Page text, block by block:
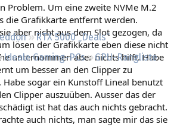
RTX 5000 „Deals“
Ideale Gaming-PCs
GPU-Rangliste
Problem. Um eine zweite NVMe M.2
die Grafikkarte entfernt werden.
aber nicht aus dem Slot gezogen, da
lösen der Grafikkarte eben diese nicht
unternommen aber nichts hilft. Habe
um besser an den Clipper zu
sogar ein Kunstoff Lineal benutzt
Clipper auszuüben. Ausser das der
ist hat das auch nichts gebracht.
auch nichts, man sagte mir das sie